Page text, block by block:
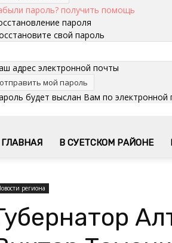
пароль? получить помощь
пароля
свой пароль
адрес электронной почты
будет выслан Вам по электронной
ГЛАВНАЯ В СУЕТСКОМ РАЙОНЕ
региона